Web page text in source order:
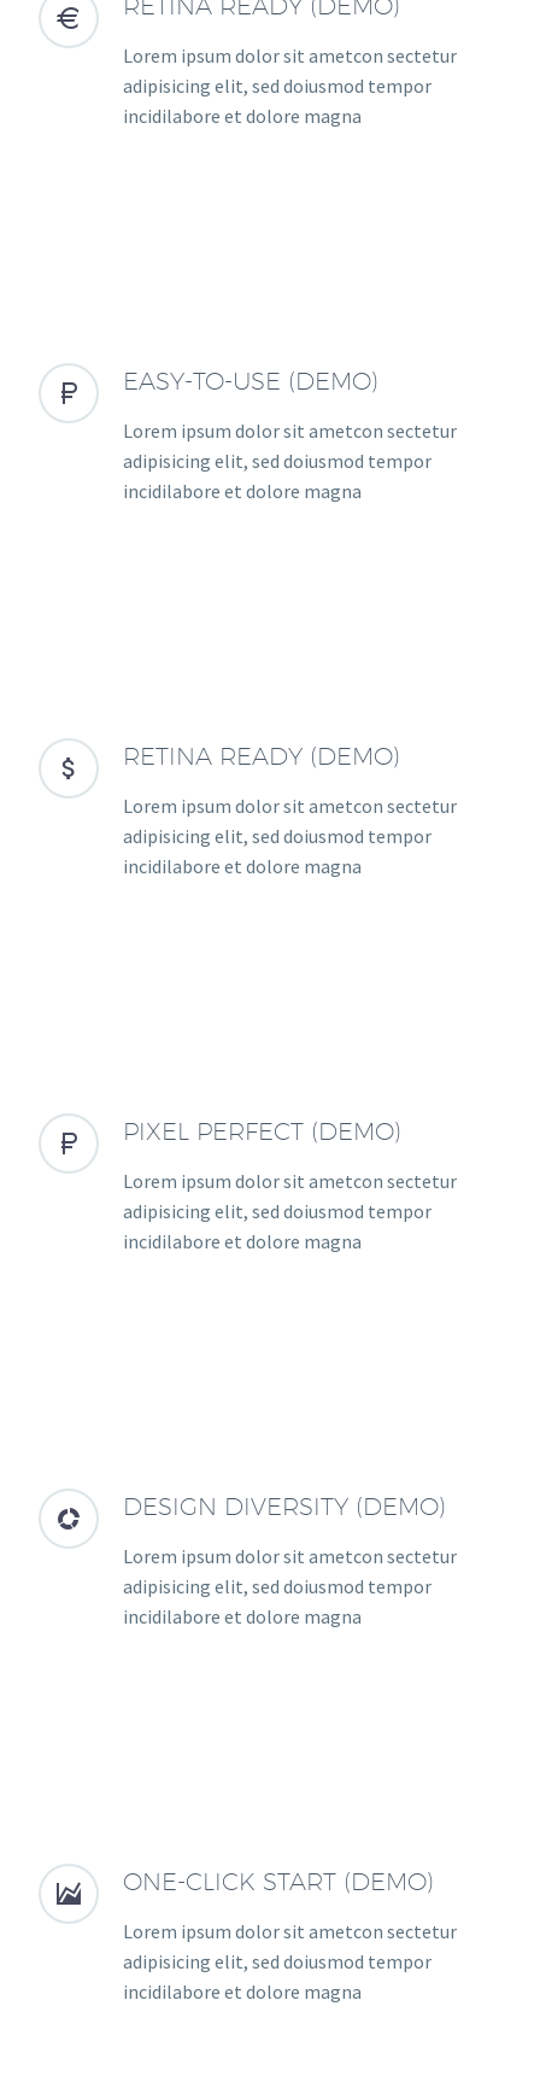


Lorem ipsum dolor sit ametcon sectetur
adipisicing elit, sed doiusmod tempor
incidilabore et dolore magna

 EASY-TO-USE (DEMO)
Lorem ipsum dolor sit ametcon sectetur
adipisicing elit, sed doiusmod tempor
incidilabore et dolore magna

 RETINA READY (DEMO)
Lorem ipsum dolor sit ametcon sectetur
adipisicing elit, sed doiusmod tempor
incidilabore et dolore magna

 PIXEL PERFECT (DEMO)
Lorem ipsum dolor sit ametcon sectetur
adipisicing elit, sed doiusmod tempor
incidilabore et dolore magna

 DESIGN DIVERSITY (DEMO)
Lorem ipsum dolor sit ametcon sectetur
adipisicing elit, sed doiusmod tempor
incidilabore et dolore magna

 ONE-CLICK START (DEMO)
Lorem ipsum dolor sit ametcon sectetur
adipisicing elit, sed doiusmod tempor
incidilabore et dolore magna